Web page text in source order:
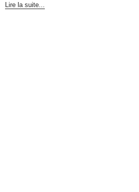
Lire la suite...